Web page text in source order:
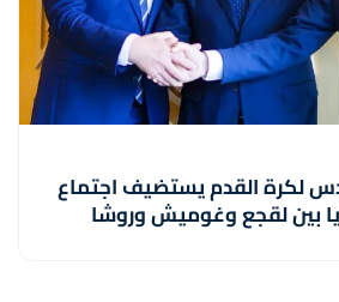
لكرة القدم يستضيف اجتماع
بين لقجع وغوميش وروشا